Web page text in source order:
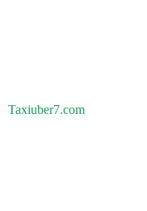
Taxiuber7.com